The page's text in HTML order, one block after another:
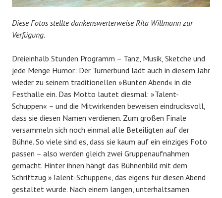
Diese Fotos stellte dankenswerterweise Rita Willmann zur
Verfügung.
Dreieinhalb Stunden Programm – Tanz, Musik, Sketche und
jede Menge Humor: Der Turnerbund lädt auch in diesem Jahr
wieder zu seinem traditionellen »Bunten Abend« in die
Festhalle ein. Das Motto lautet diesmal: »Talent-
Schuppen« – und die Mitwirkenden beweisen eindrucksvoll,
dass sie diesen Namen verdienen. Zum großen Finale
versammeln sich noch einmal alle Beteiligten auf der
Bühne. So viele sind es, dass sie kaum auf ein einziges Foto
passen – also werden gleich zwei Gruppenaufnahmen
gemacht. Hinter ihnen hängt das Bühnenbild mit dem
Schriftzug »Talent-Schuppen«, das eigens für diesen Abend
gestaltet wurde. Nach einem langen, unterhaltsamen